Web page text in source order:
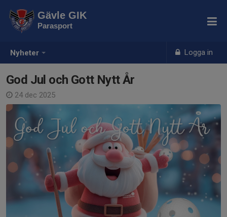
Nyheter Logga in
Gävle GIK
Parasport
God Jul och Gott Nytt År
24 dec 2025